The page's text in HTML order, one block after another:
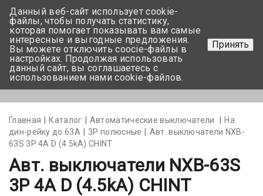
+375 17-350-99-56
+375 44-752-82-08
Задать вопрос
Главная Каталог Автоматические выключатели
На
дин-рейку до 63А
3Р полюсные
Авт. выключатели NXB-
63S 3P 4A D (4.5kA) CHINT
Авт. выключатели NXB-63S
3P 4A D (4.5kA) CHINT
Данный веб-сайт использует cookie-
файлы, чтобы получать статистику,
которая помогает показывать вам самые
интересные и выгодные предложения.
Вы можете отключить coocie-файлы в
настройках. Продолжая использовать
данный сайт, вы соглашаетесь с
использованием нами cookie-файлов.
Принять